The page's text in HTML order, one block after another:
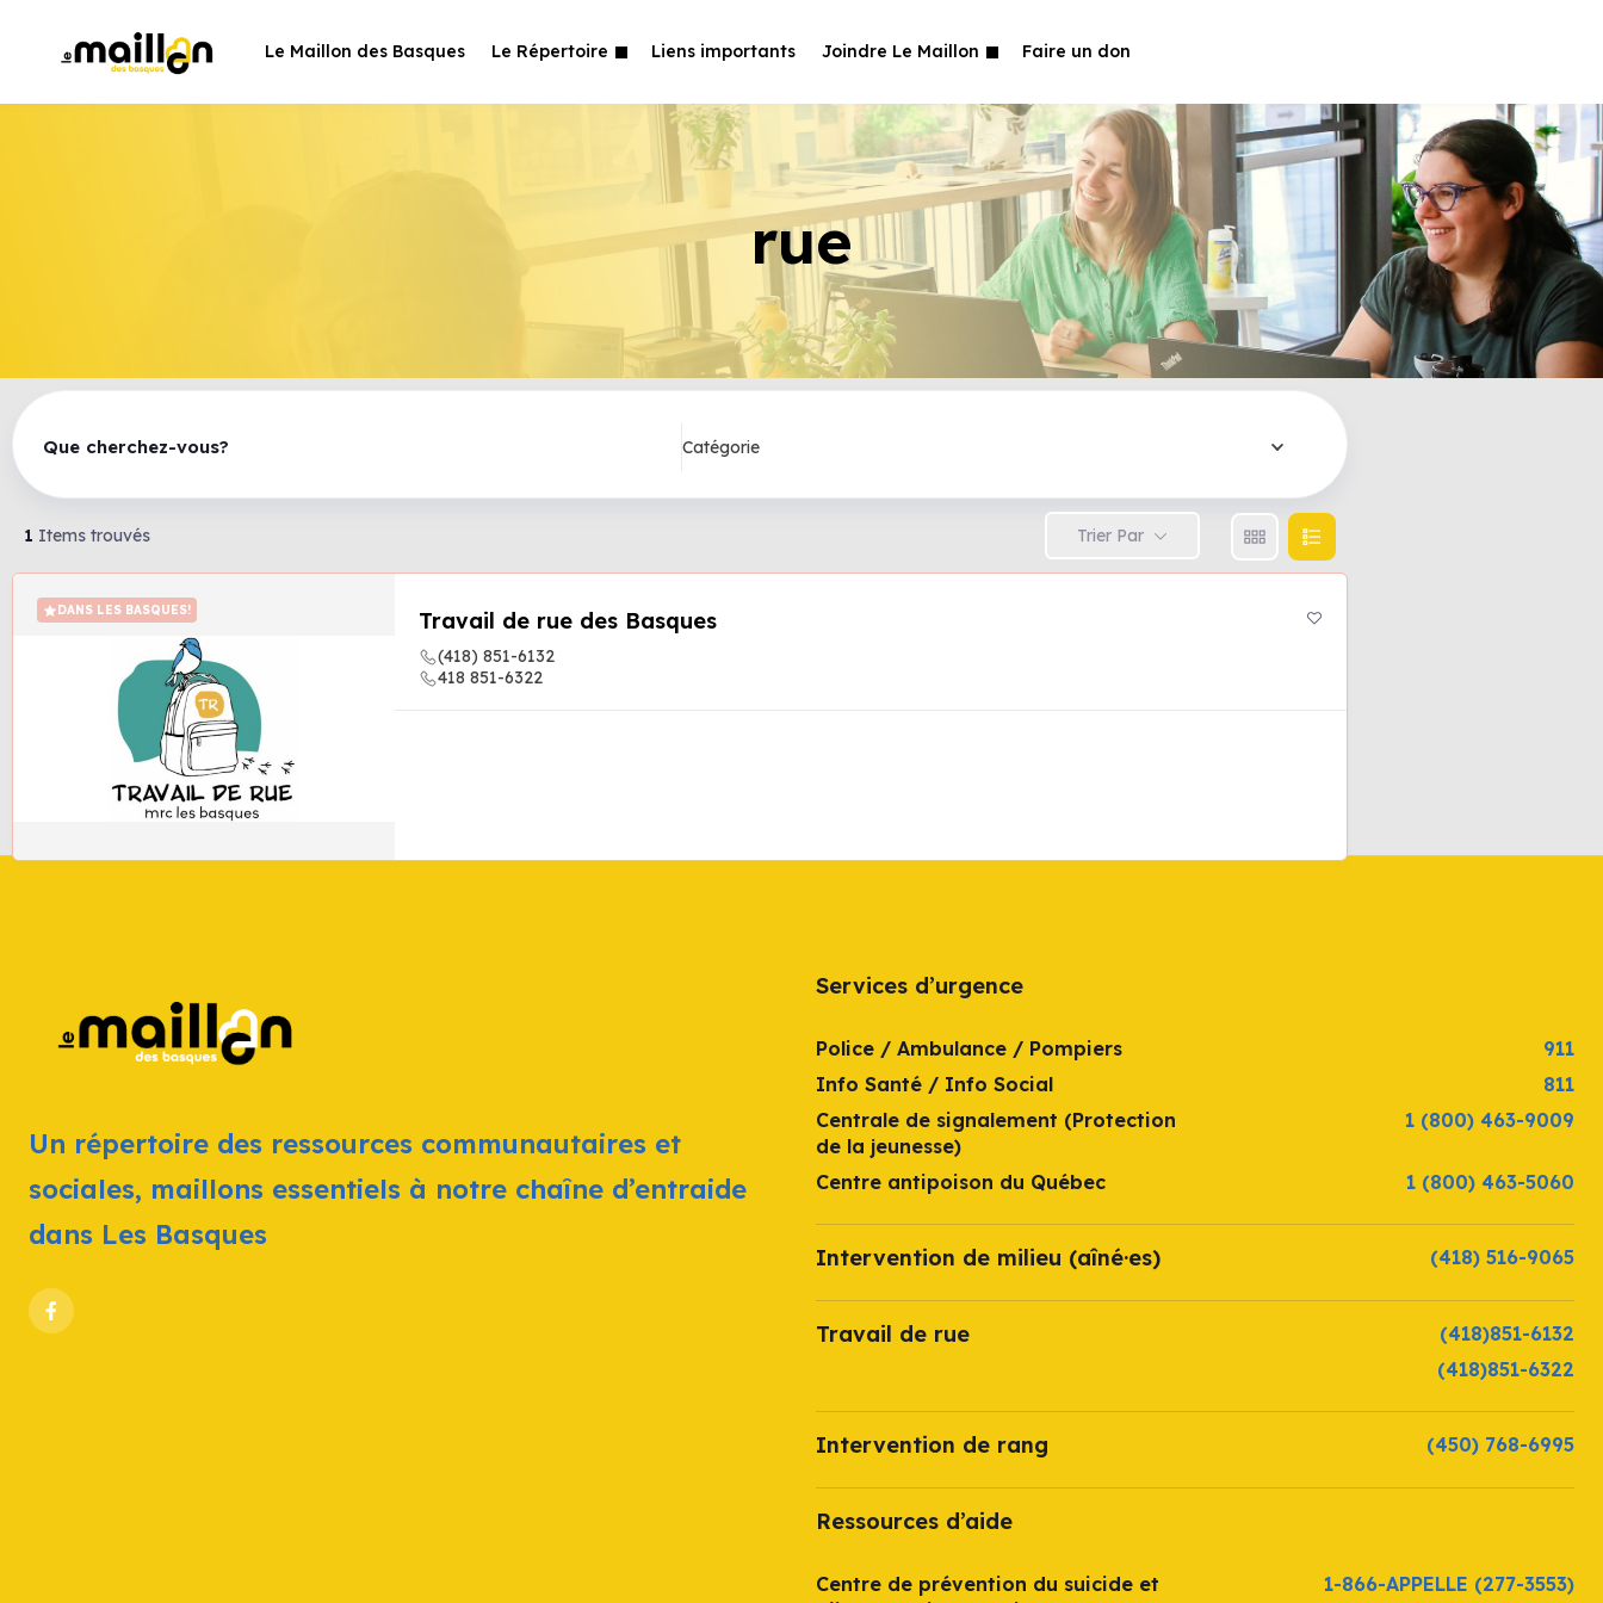
Le Maillon des Basques Le Répertoire Liens importants Joindre Le Maillon Faire un don
rue
Que cherchez-vous? Catégorie
1 Items trouvés Trier Par
DANS LES BASQUES! Travail de rue des Basques
(418) 851-6132
418 851-6322
Un répertoire des ressources communautaires et
sociales, maillons essentiels à notre chaîne d’entraide
dans Les Basques
Services d’urgence
Police / Ambulance / Pompiers
911
Info Santé / Info Social
811
Centrale de signalement (Protection
de la jeunesse)
1 (800) 463-9009
Centre antipoison du Québec 1 (800) 463-5060
Intervention de milieu (aîné·es) (418) 516-9065
Travail de rue
(418)851-6132
(418)851-6322
Intervention de rang (450) 768-6995
Ressources d’aide
Centre de prévention du suicide et
1-866-APPELLE (277-3553)